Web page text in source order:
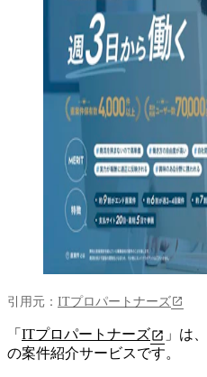
引用元： ITプロパートナーズ
「 ITプロパートナーズ 」は、
の案件紹介サービスです。